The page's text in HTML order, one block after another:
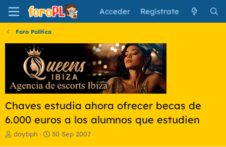
Acceder Regístrate
Foro Política
Chaves estudia ahora ofrecer becas de
6.000 euros a los alumnos que estudien
I
doybph
F
30 Sep 2007